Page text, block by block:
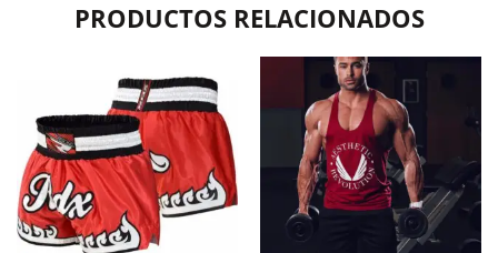
PRODUCTOS RELACIONADOS